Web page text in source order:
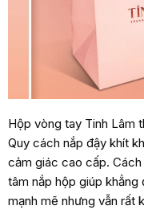
Hộp vòng tay Tinh Lâm
Quy cách nắp đậy khít
cảm giác cao cấp.
tâm nắp hộp giúp
mạnh mẽ nhưng vẫn rất